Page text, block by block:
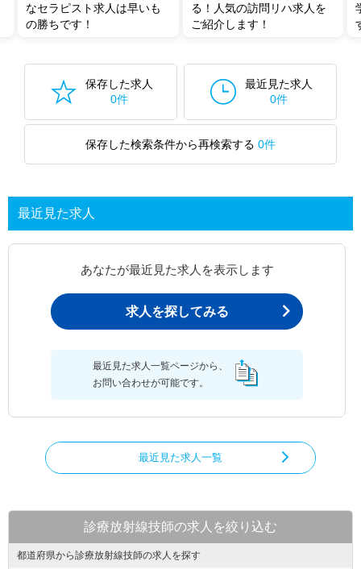
なセラピスト求人は早いも
の勝ちです！
る！人気の訪問リハ求人を
ご紹介します！
保存した求人
0件
最近見た求人
0件
保存した検索条件から再検索する 0件
最近見た求人
あなたが最近見た求人を表示します
求人を探してみる
最近見た求人一覧ページから、
お問い合わせが可能です。
最近見た求人一覧
診療放射線技師の求人を絞り込む
都道府県から診療放射線技師の求人を探す